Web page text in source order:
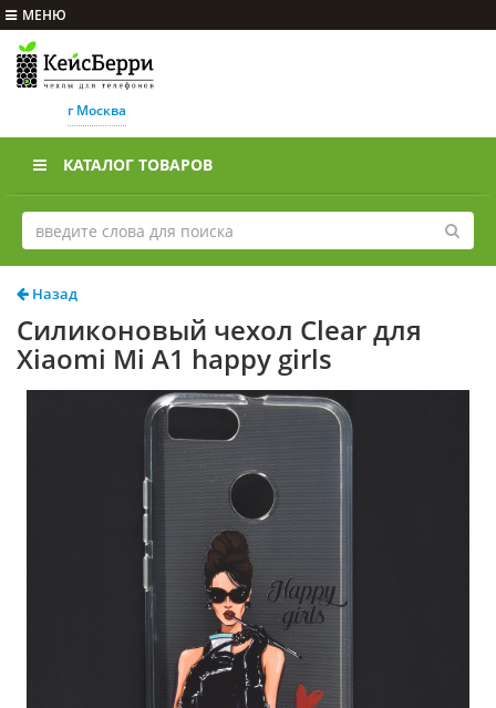
МЕНЮ
г Москва
КАТАЛОГ ТОВАРОВ
Назад
Силиконовый чехол Clear для
Xiaomi Mi A1 happy girls